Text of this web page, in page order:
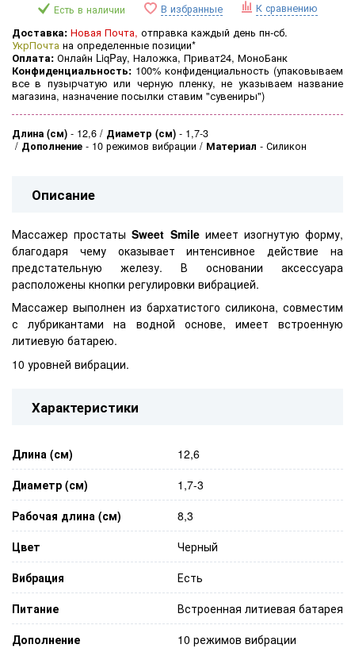
Есть в наличии В избранные К сравнению
Доставка: Новая Почта, отправка каждый день пн-сб.
УкрПочта на определенные позиции*
Оплата: Онлайн LiqPay, Наложка, Приват24, МоноБанк
Конфиденциальность: 100% конфиденциальность (упаковываем
все в пузырчатую или черную пленку, не указываем название
магазина, назначение посылки ставим "сувениры")
Длина (см) - 12,6 Диаметр (см) - 1,7-3
Дополнение - 10 режимов вибрации Материал - Силикон
Описание
Массажер простатыSweet Smileимеет изогнутую форму,
благодаря чему оказывает интенсивное действие на
предстательную железу. В основании аксессуара
расположены кнопки регулировки вибрацией.
Массажер выполнен из бархатистого силикона, совместим
с лубрикантами на водной основе, имеет встроенную
литиевую батарею.
10 уровней вибрации.
Характеристики
Длина (см)
12,6
Диаметр (см)
1,7-3
Рабочая длина (см)
8,3
Цвет
Черный
Вибрация
Есть
Питание
Встроенная литиевая батарея
Дополнение
10 режимов вибрации